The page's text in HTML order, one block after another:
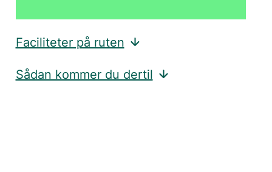
Faciliteter på ruten
Sådan kommer du dertil